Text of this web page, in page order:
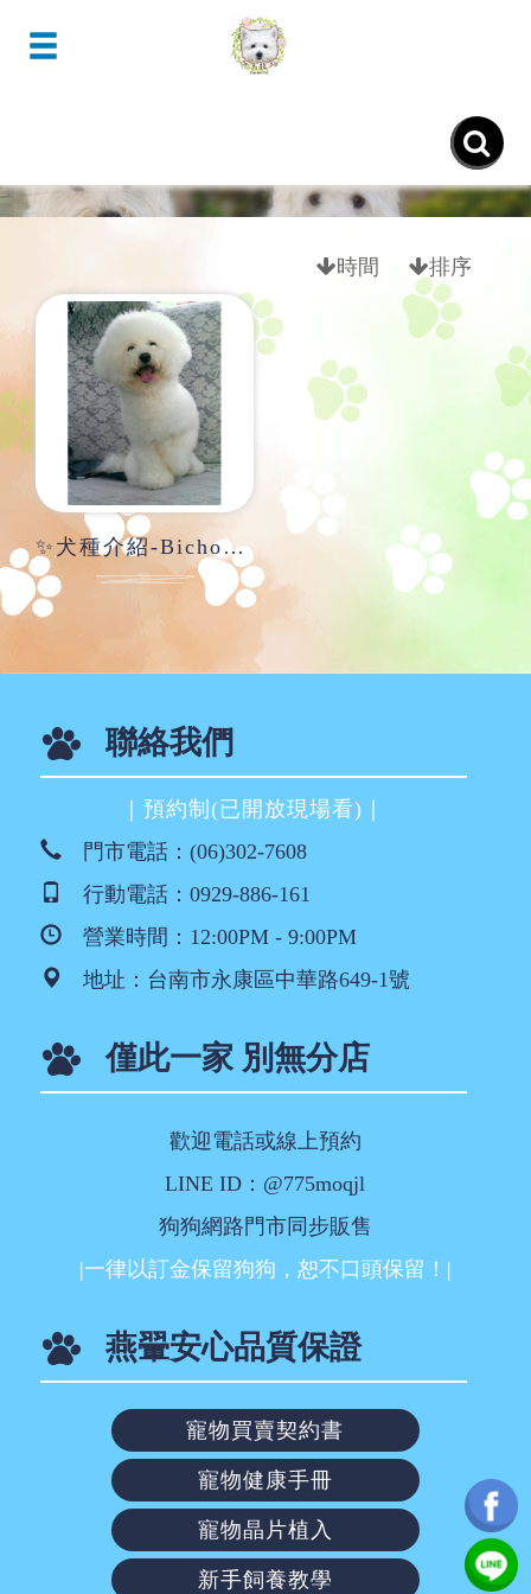
時間 排序
✨犬種介紹-BichonFrise比熊犬✨
聯絡我們
｜預約制(已開放現場看)｜
門市電話： (06)302-7608
行動電話： 0929-886-161
營業時間：12:00PM - 9:00PM
地址： 台南市永康區中華路649-1號
僅此一家 別無分店
歡迎電話或線上預約
LINE ID：@775moqjl
狗狗網路門市同步販售
|一律以訂金保留狗狗，恕不口頭保留！|
燕翬安心品質保證
寵物買賣契約書
寵物健康手冊
寵物晶片植入
新手飼養教學